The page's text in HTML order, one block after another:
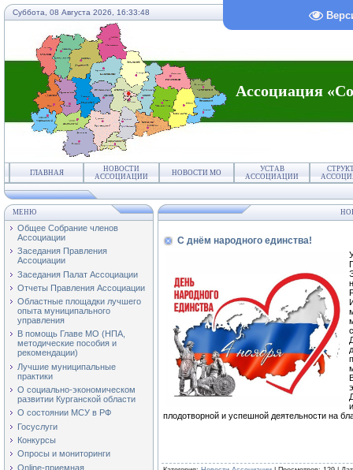
Суббота, 08 Августа 2026, 16:33:48
Ассоциация
ГЛАВНАЯ
НОВОСТИ
АССОЦИАЦИИ
НОВОСТИ МО
УСТАВ
АССОЦИАЦИИ
МЕНЮ
Общее Собрание членов
Ассоциации
Заседания Правления
Ассоциации
Заседания Палат Ассоциации
Отчеты Правления Ассоциации
Областные площадки лучшего
опыта муниципального
управления
В помощь Главе МО (НПА,
методические пособия и
рекомендации)
Лучшие муниципальные
практики
О социально-экономическом
развитии Курганской области
О состоянии МСУ в РФ
Госуслуги
Конкурсы
Опросы и мониторинги
Online-приемная
С днём народного единства!
плодотворной и успешной деятельности на